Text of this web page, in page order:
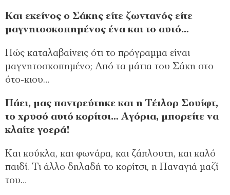
Και εκείνος ο Σάκης είτε ζωντανός είτε
μαγνητοσκοπημένος ένα και το αυτό…
Πώς καταλαβαίνεις ότι το πρόγραμμα είναι
μαγνητοσκοπημένο; Από τα μάτια του Σάκη στο
ότο-κιου…
Πάει, μας παντρεύτηκε και η Τέιλορ Σουίφτ,
το χρυσό αυτό κορίτσι… Αγόρια, μπορείτε να
κλαίτε γοερά!
Και κούκλα, και φωνάρα, και ζάπλουτη, και καλό
παιδί. Τι άλλο δηλαδή το κορίτσι, η Παναγιά μαζί
του…